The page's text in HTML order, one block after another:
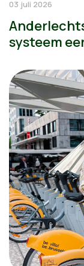
03 juli 2026
systeem